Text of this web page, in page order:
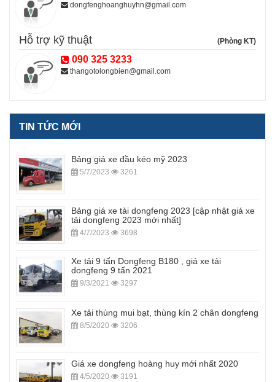
dongfenghoanghuyhn@gmail.com
Hỗ trợ kỹ thuật (Phòng KT)
090 325 3233
thangotolongbien@gmail.com
TIN TỨC MỚI
Bảng giá xe đầu kéo mỹ 2023
5/7/2023 3261
Bảng giá xe tải dongfeng 2023 [cập nhật giá xe
tải dongfeng 2023 mới nhất]
4/7/2023 3698
Xe tải 9 tấn Dongfeng B180 , giá xe tải
dongfeng 9 tấn 2021
9/3/2021 3297
Xe tải thùng mui bạt, thùng kín 2 chân dongfeng
8/5/2020 3206
Giá xe dongfeng hoàng huy mới nhất 2020
4/5/2020 3191